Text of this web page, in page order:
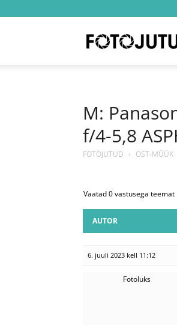
M:
f/4-5,8
FOTOJUTUD › OST-MÜÜK
Vaatad 0 vastusega teemat
AUTOR
6. juuli 2023 kell 11:12
Fotoluks